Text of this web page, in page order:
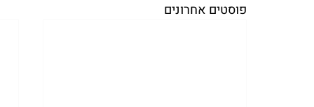
פוסטים אחרונים